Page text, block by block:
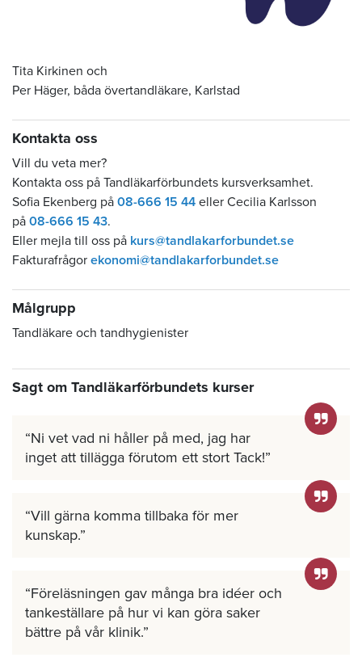
Tita Kirkinen och
Per Häger, båda övertandläkare, Karlstad
Kontakta oss
Vill du veta mer?
Kontakta oss på Tandläkarförbundets kursverksamhet.
Sofia Ekenberg på 08-666 15 44 eller Cecilia Karlsson
på 08-666 15 43.
Eller mejla till oss på kurs@tandlakarforbundet.se
Fakturafrågor ekonomi@tandlakarforbundet.se
Målgrupp
Tandläkare och tandhygienister
Sagt om Tandläkarförbundets kurser
Ni vet vad ni håller på med, jag har
inget att tillägga förutom ett stort Tack!
Vill gärna komma tillbaka för mer
kunskap.
Föreläsningen gav många bra idéer och
tankeställare på hur vi kan göra saker
bättre på vår klinik.